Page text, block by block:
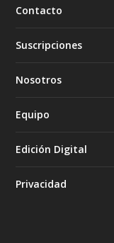
Contacto
Suscripciones
Nosotros
Equipo
Edición Digital
Privacidad